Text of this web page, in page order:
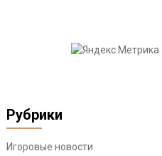
Рубрики
Игоровые новости